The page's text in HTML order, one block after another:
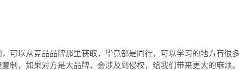
可以从竞品品牌那里获取，毕竟都是同行，可以学习的地方有很
制，如果对方是大品牌，会涉及到侵权，给我们带来更大的麻烦。